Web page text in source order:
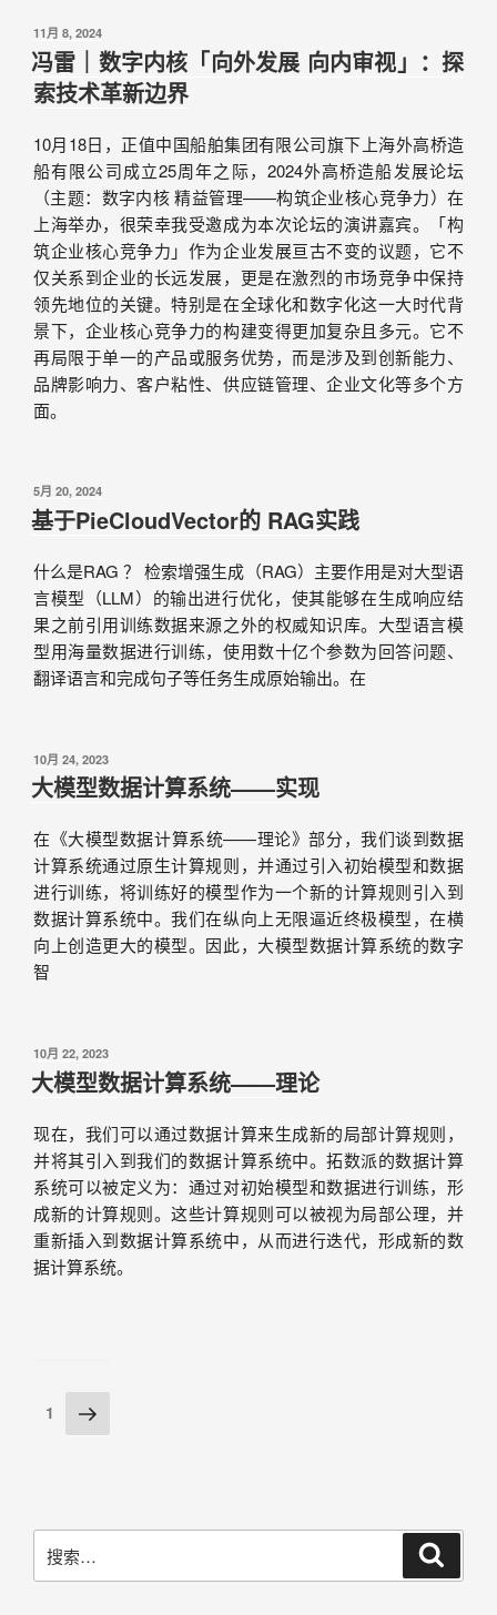
11月 8, 2024
冯雷｜数字内核「向外发展 向内审视」：探
索技术革新边界
10月18日，正值中国船舶集团有限公司旗下上海外高桥造
船有限公司成立25周年之际，2024外高桥造船发展论坛
（主题：数字内核 精益管理——构筑企业核心竞争力）在
上海举办，很荣幸我受邀成为本次论坛的演讲嘉宾。「构
筑企业核心竞争力」作为企业发展亘古不变的议题，它不
仅关系到企业的长远发展，更是在激烈的市场竞争中保持
领先地位的关键。特别是在全球化和数字化这一大时代背
景下，企业核心竞争力的构建变得更加复杂且多元。它不
再局限于单一的产品或服务优势，而是涉及到创新能力、
品牌影响力、客户粘性、供应链管理、企业文化等多个方
面。
5月 20, 2024
基于PieCloudVector的 RAG实践
什么是RAG ？ 检索增强生成（RAG）主要作用是对大型语
言模型（LLM）的输出进行优化，使其能够在生成响应结
果之前引用训练数据来源之外的权威知识库。大型语言模
型用海量数据进行训练，使用数十亿个参数为回答问题、
翻译语言和完成句子等任务生成原始输出。在
10月 24, 2023
大模型数据计算系统——实现
在《大模型数据计算系统——理论》部分，我们谈到数据
计算系统通过原生计算规则，并通过引入初始模型和数据
进行训练，将训练好的模型作为一个新的计算规则引入到
数据计算系统中。我们在纵向上无限逼近终极模型，在横
向上创造更大的模型。因此，大模型数据计算系统的数字
智
10月 22, 2023
大模型数据计算系统——理论
现在，我们可以通过数据计算来生成新的局部计算规则，
并将其引入到我们的数据计算系统中。拓数派的数据计算
系统可以被定义为：通过对初始模型和数据进行训练，形
成新的计算规则。这些计算规则可以被视为局部公理，并
重新插入到数据计算系统中，从而进行迭代，形成新的数
据计算系统。
1